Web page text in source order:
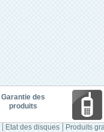
Garantie des
produits
Etat des disques Produits